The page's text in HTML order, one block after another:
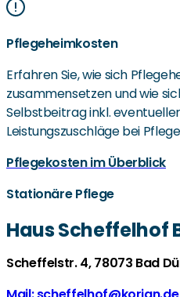
Pflegeheimkosten
Erfahren Sie, wie sich
zusammensetzen und wie
Selbstbeitrag inkl.
Leistungszuschläge bei
Pflegekosten im Überblick
Stationäre Pflege
Haus Scheffelhof
Scheffelstr. 4, 78073 Bad